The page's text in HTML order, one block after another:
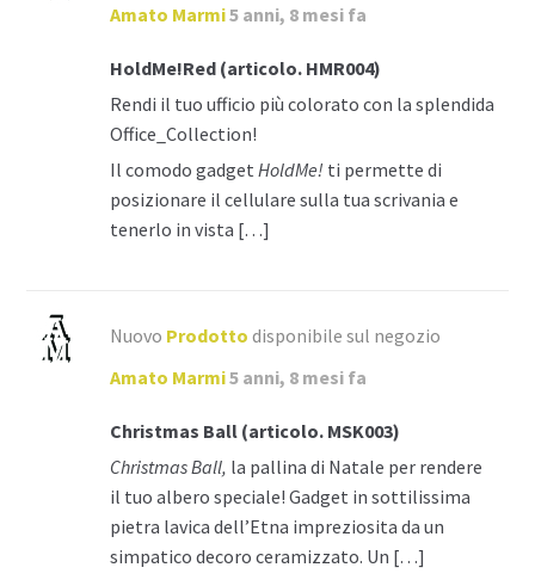
Amato Marmi5 anni, 8 mesi fa
HoldMe!Red (articolo. HMR004)
Rendi il tuo ufficio più colorato con la splendida
Office_Collection!
Il comodo gadget HoldMe! ti permette di
posizionare il cellulare sulla tua scrivania e
tenerlo in vista […]
Nuovo Prodotto disponibile sul negozio
Amato Marmi5 anni, 8 mesi fa
Christmas Ball (articolo. MSK003)
Christmas Ball, la pallina di Natale per rendere
il tuo albero speciale! Gadget in sottilissima
pietra lavica dell’Etna impreziosita da un
simpatico decoro ceramizzato. Un […]